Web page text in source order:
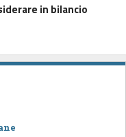
in bilancio